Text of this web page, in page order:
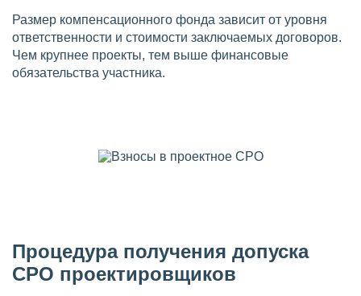
Размер компенсационного фонда зависит от уровня
ответственности и стоимости заключаемых договоров.
Чем крупнее проекты, тем выше финансовые
обязательства участника.
Процедура получения допуска
СРО проектировщиков